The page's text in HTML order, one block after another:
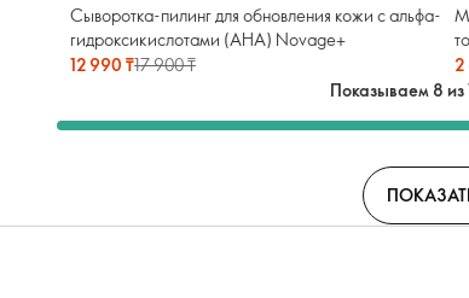
Сыворотка-пилинг для обновления кожи с альфа-
гидроксикислотами (AHA) Novage+
12 990 ₸17 900 ₸
2
Показываем 8 из